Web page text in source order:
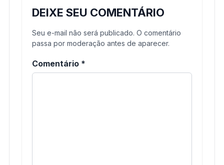
DEIXE SEU COMENTÁRIO
Seu e-mail não será publicado. O comentário
passa por moderação antes de aparecer.
Comentário *